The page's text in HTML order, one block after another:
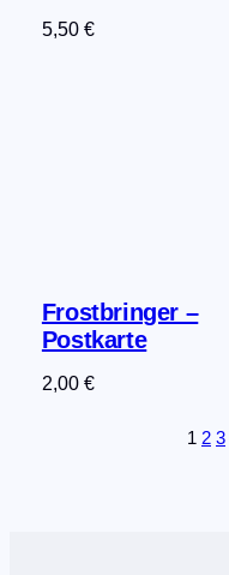
5,50 €
Frostbringer –
Postkarte
2,00 €
1 2 3